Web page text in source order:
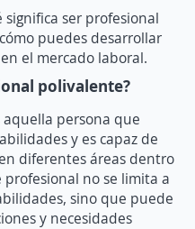
ser profesional
puedes desarrollar
el mercado laboral.
polivalente?
persona que
y es capaz de
diferentes áreas dentro
no se limita a
sino que puede
y necesidades